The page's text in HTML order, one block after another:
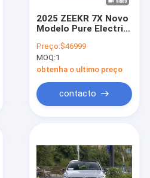
2025 ZEEKR 7X Novo
Modelo Pure Electric
longo alcance Alta
Velocidade 210km / h
Veículo de Nova
Preço:$46999
MOQ:1
obtenha o ultimo preço
contacto